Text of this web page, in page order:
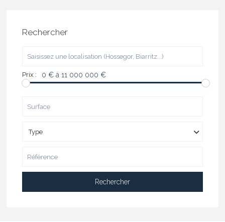
Rechercher
Prix : 0 € à 11 000 000 €
Type
Rechercher